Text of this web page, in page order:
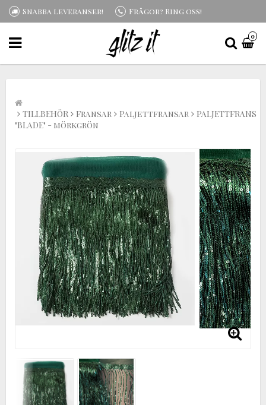
Snabba leveranser! Frågor? Ring oss!
0
TILLBEHÖR Fransar Paljettfransar
PALJETTFRANS
"BLADE" - mörkgrön